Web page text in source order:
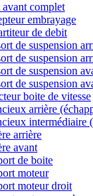
avant complet
embrayage
de debit
de suspension
de suspension
de suspension
de suspension
boite de vitesse
arrière
intermédiaire
arrière
avant
de boite
moteur
moteur droit